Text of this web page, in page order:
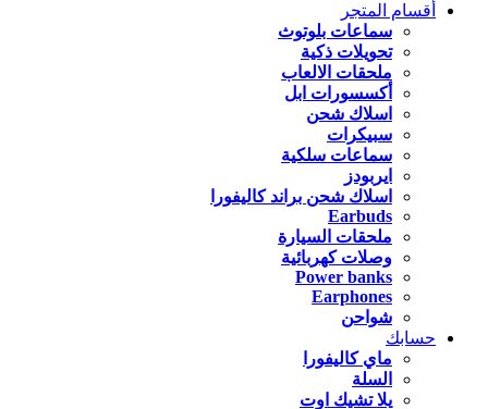
أقسام المتجر
سماعات بلوتوث
تحويلات ذكية
ملحقات الالعاب
أكسسورات ابل
اسلاك شحن
سبيكرات
سماعات سلكية
ايربودز
اسلاك شحن براند كاليفورا
Earbuds
ملحقات السيارة
وصلات كهربائية
Power banks
Earphones
شواحن
حسابك
ماي كاليفورا
السلة
يلا تشيك اوت